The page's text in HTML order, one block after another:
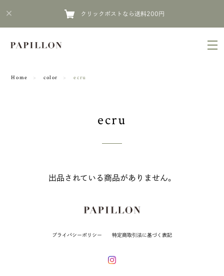
クリックポストなら送料200円
Home color ecru
ecru
出品されている商品がありません。
プライバシーポリシー 特定商取引法に基づく表記